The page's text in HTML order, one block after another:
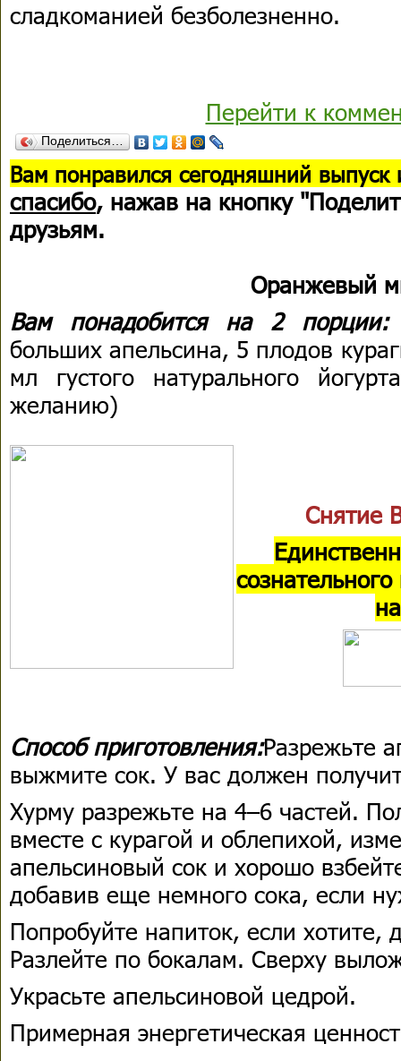
сладкоманией безболезненно.
Перейти к
Поделиться…
Вам понравился сегодняшний выпуск
спасибо, нажав на кнопку
друзьям.
Оранжевый
Вам понадобится на 2
больших апельсина, 5 плодов
мл густого натурального
желанию)
Снятие
Способ приготовления:Разрежьте
выжмите сок. У вас должен
Хурму разрежьте на 4–6 частей.
вместе с курагой и облепихой,
апельсиновый сок и хорошо
добавив еще немного сока, если
Попробуйте напиток, если хотите,
Разлейте по бокалам. Сверху
Украсьте апельсиновой цедрой.
Примерная энергетическая